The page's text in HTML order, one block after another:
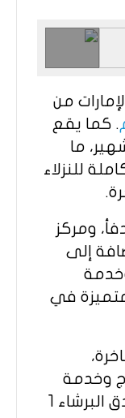
من
. كما يقع
ما
للنزلاء
ومركز
إلى
في
وخدمة
نقل، مما يجعله من أهم فنادق البرشاء 1